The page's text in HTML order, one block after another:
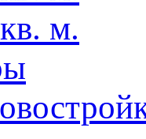
м.